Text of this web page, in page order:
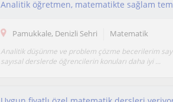
Pamukkale, Denizli Sehri Matematik
Analitik düşünme ve problem çözme becerilerim
sayısal derslerde öğrencilerin konuları daha iyi ...